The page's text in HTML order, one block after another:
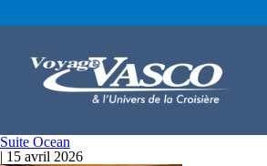
Suite Ocean
| 15 avril 2026